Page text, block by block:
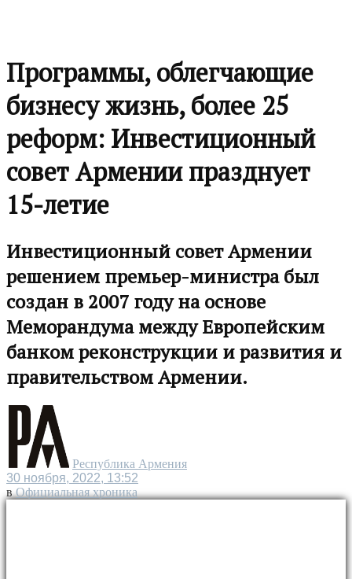
Программы, облегчающие
бизнесу жизнь, более 25
реформ: Инвестиционный
совет Армении празднует
15-летие
Инвестиционный совет Армении
решением премьер-министра был
создан в 2007 году на основе
Меморандума между Европейским
банком реконструкции и развития и
правительством Армении.
Республика Армения
30 ноября, 2022, 13:52
в Официальная хроника